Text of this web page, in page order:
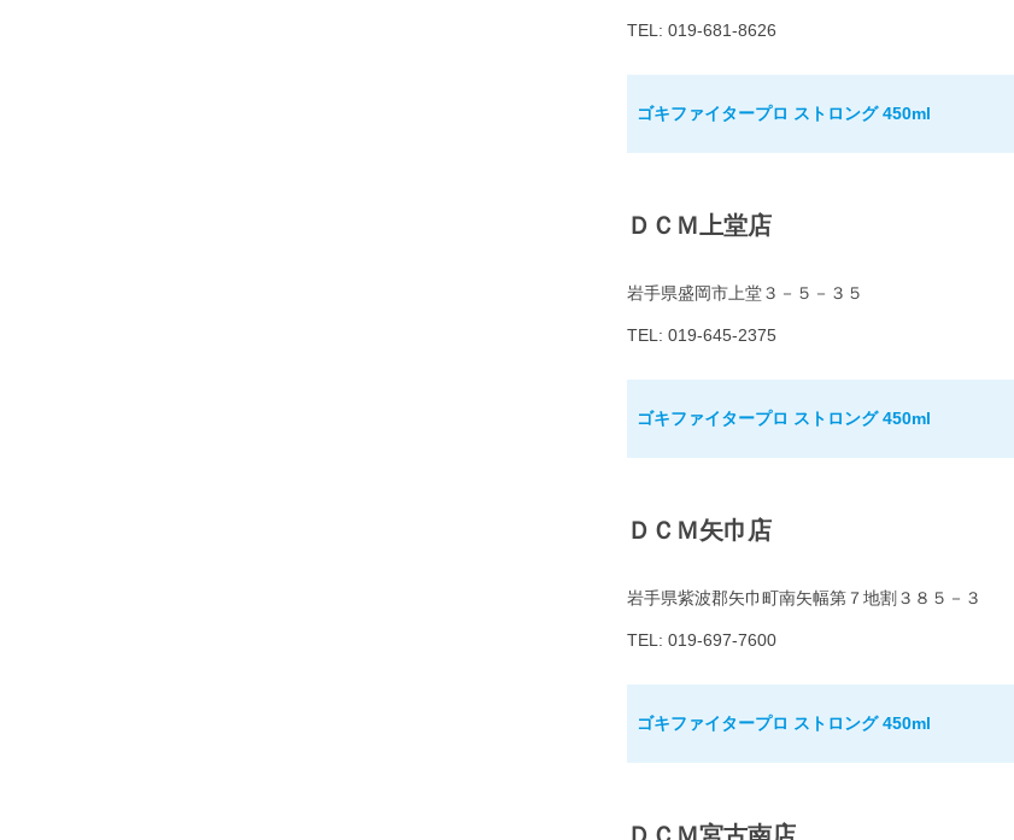
TEL: 019-681-8626
ゴキファイタープロ ストロング 450ml
ＤＣＭ上堂店
岩手県盛岡市上堂３－５－３５
TEL: 019-645-2375
ゴキファイタープロ ストロング 450ml
ＤＣＭ矢巾店
岩手県紫波郡矢巾町南矢幅第７地割３８５－３
TEL: 019-697-7600
ゴキファイタープロ ストロング 450ml